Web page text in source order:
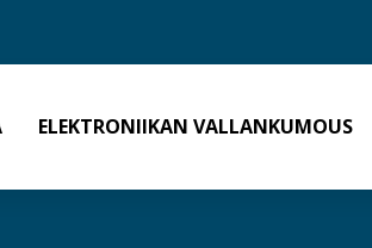
ELEKTRONIIKAN VALLANKUMOUS